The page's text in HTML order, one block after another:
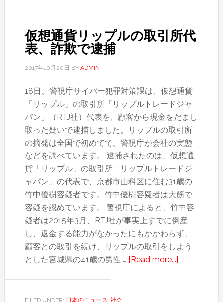
営
業、
天
井
隠
し
カ
メ
ラ
で
盗
撮
仮想通貨リップルの取引所代
表、詐欺で逮捕
2017年10月20日 BY ADMIN
18日、警視庁サイバー犯罪対策課は、仮想通貨
「リップル」の取引所「リップルトレードジャ
パン」（RTJ社）代表を、顧客から現金をだまし
取った疑いで逮捕しました。リップルの取引所
の摘発は全国で初めてで、警視庁が会社の実態
などを調べています。 逮捕されたのは、仮想通
貨「リップル」の取引所「リップルトレードジ
ャパン」の代表で、京都市山科区に住む31歳の
竹中優樹容疑者です。竹中優樹容疑者は大筋で
容疑を認めています。 警視庁によると、竹中容
疑者は2015年3月、RTJ社が事実上すでに倒産
し、返金する能力がなかったにもかかわらず、
顧客との取引を続け、リップルの取引をしよう
とした宮城県の41歳の男性 … [Read more...]about
FILED UNDER: 日本のニュース, 社会